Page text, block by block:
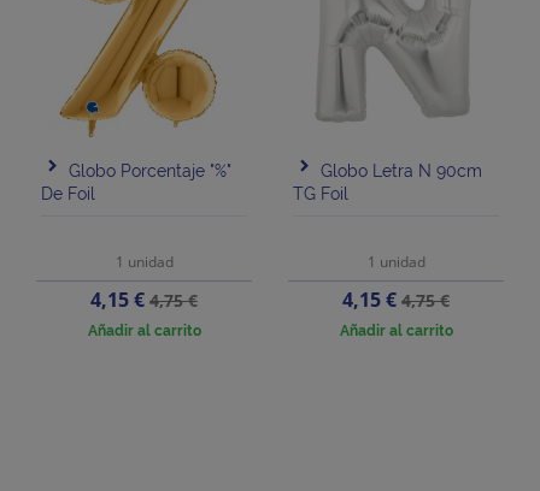
Globo Porcentaje "%"
De Foil
1 unidad
Precio
4,15 €Precio
base
4,75 €
Añadir al carrito
Globo Letra N 90cm
TG Foil
1 unidad
Precio
4,15 €Precio
base
4,75 €
Añadir al carrito